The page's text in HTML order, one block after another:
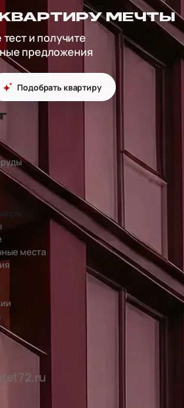
МЕЧТЫ
и получите
предложения
Подобрать квартиру
страницу
места